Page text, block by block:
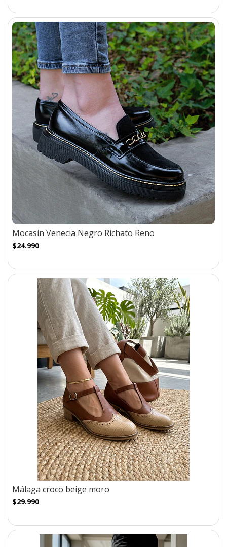
Mocasin Venecia Negro Richato Reno
$24.990
Málaga croco beige moro
$29.990